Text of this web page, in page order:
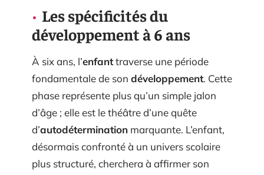
Les spécificités du
développement à 6 ans
À six ans, l’enfanttraverse une période
fondamentale de son développement. Cette
phase représente plus qu’un simple jalon
d’âge ; elle est le théâtre d’une quête
d’autodétermination marquante. L’enfant,
désormais confronté à un univers scolaire
plus structuré, cherchera à affirmer son